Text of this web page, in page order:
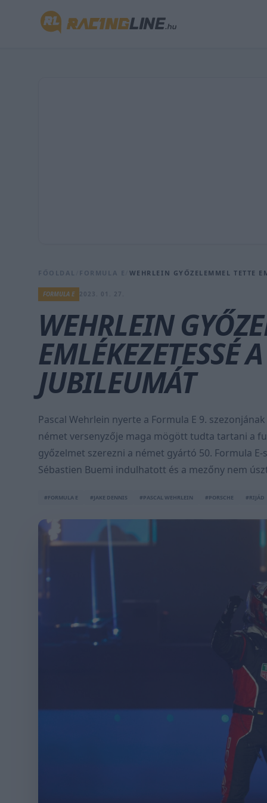
FŐOLDAL FORMULA E WEHRLEIN GYŐZELEMMEL TETTE
FORMULA E
WEHRLEIN
EMLÉKEZETESSÉ
JUBILEUMÁT
Pascal Wehrlein nyerte a Formula E 9.
német versenyzője maga mögött tudta tartani a
győzelmet szerezni a német gyártó 50. Formula
Sébastien Buemi indulhatott és a mezőny nem
#FORMULA E #JAKE DENNIS #PASCAL WEHRLEIN #PORSCHE #RIJÁD